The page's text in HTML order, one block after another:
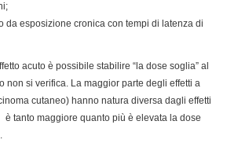
da esposizione cronica con tempi di latenza di
acuto è possibile stabilire “la dose soglia” al
non si verifica. La maggior parte degli effetti a
cutaneo) hanno natura diversa dagli effetti
tanto maggiore quanto più è elevata la dose